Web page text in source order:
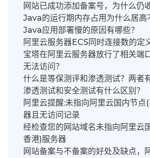
网站已成功添加备案号，为什么仍
Java的运行期内存占用为什么居高
Java应用部署慢的原因有哪些？
阿里云服务器ECS同时连接数的定
宝塔在阿里云服务器放行了相关端
无法访问？
什么是等保测评和渗透测试？两者
渗透测试和安全测试有什么区别？
阿里云提醒:未指向阿里云国内节点
器且无访问记录
经检查您的网站域名未指向阿里云
香港)服务器
网站备案与不备案的好处及缺点，